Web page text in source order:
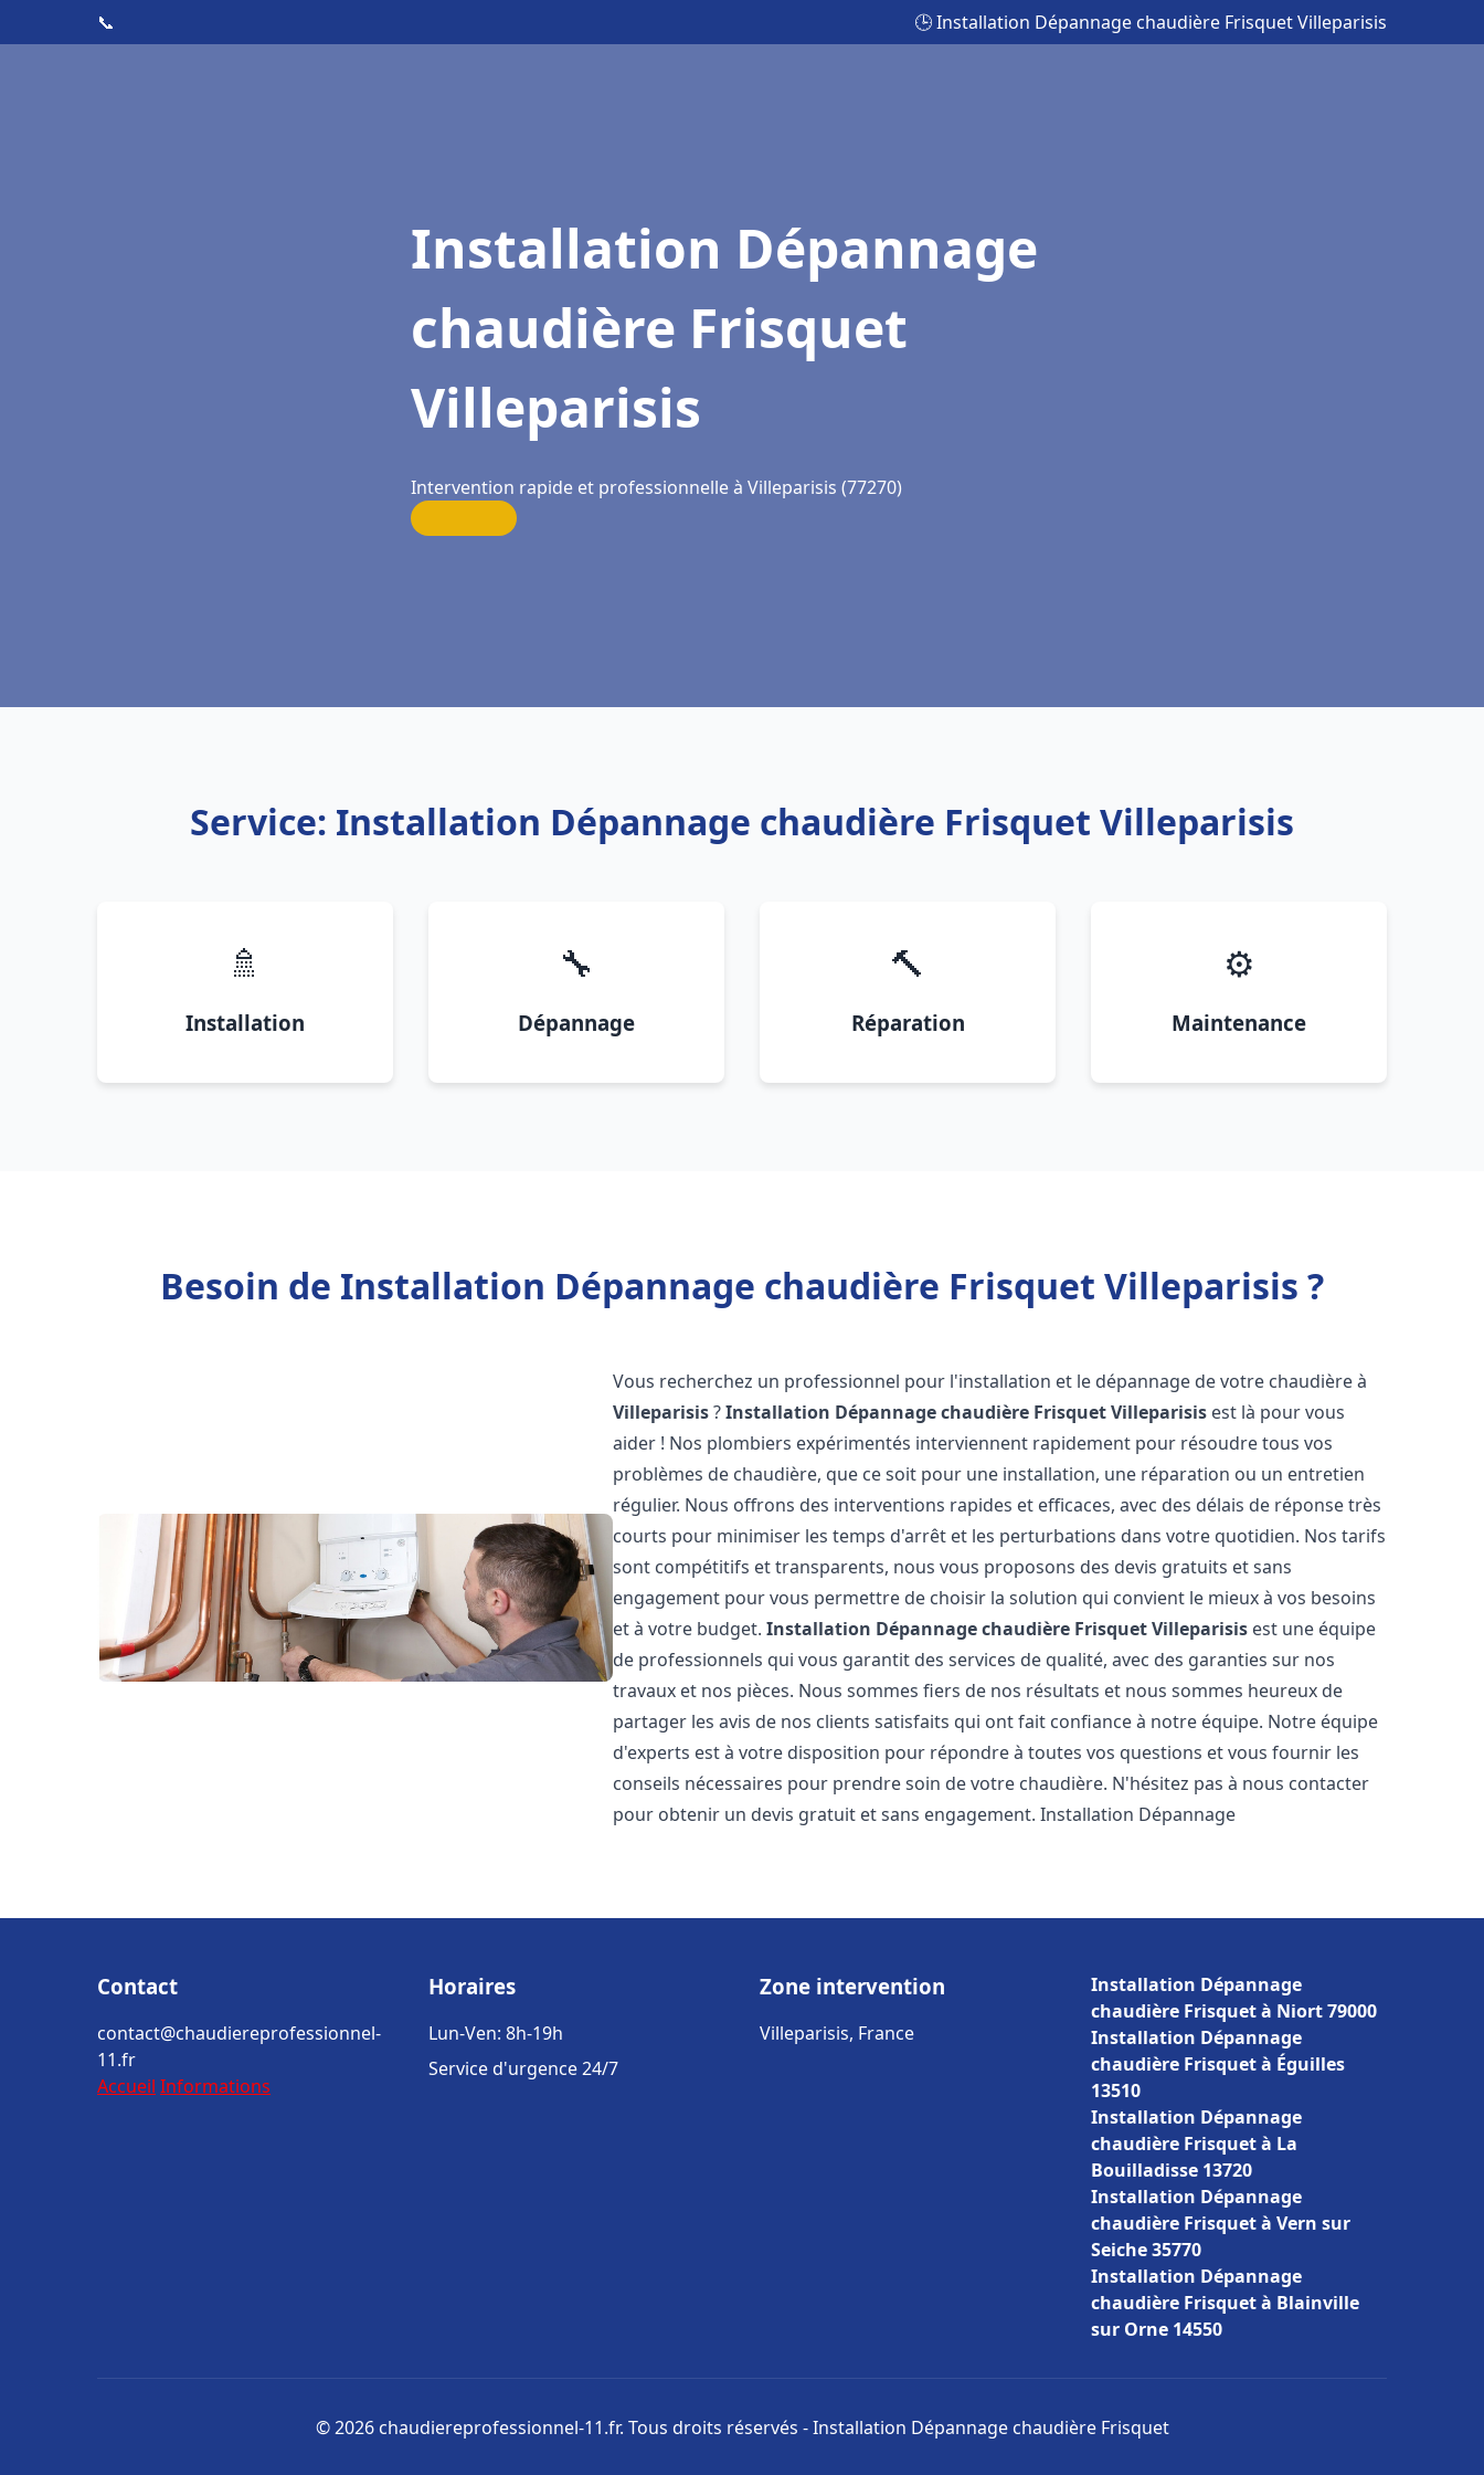
📞 🕒 Installation Dépannage chaudière Frisquet Villeparisis
Installation Dépannage
chaudière Frisquet
Villeparisis
Intervention rapide et professionnelle à Villeparisis (77270)
Service: Installation Dépannage chaudière Frisquet Villeparisis
🚿
Installation
🔧
Dépannage
🔨
Réparation
⚙️
Maintenance
Besoin de Installation Dépannage chaudière Frisquet Villeparisis ?
Vous recherchez un professionnel pour l'installation et le dépannage de votre chaudière à
Villeparisis?Installation Dépannage chaudière FrisquetVilleparisis est là pour vous
aider ! Nos plombiers expérimentés interviennent rapidement pour résoudre tous vos
problèmes de chaudière, que ce soit pour une installation, une réparation ou un entretien
régulier. Nous offrons des interventions rapides et efficaces, avec des délais de réponse très
courts pour minimiser les temps d'arrêt et les perturbations dans votre quotidien. Nos tarifs
sont compétitifs et transparents, nous vous proposons des devis gratuits et sans
engagement pour vous permettre de choisir la solution qui convient le mieux à vos besoins
et à votre budget.Installation Dépannage chaudière FrisquetVilleparisis est une équipe
de professionnels qui vous garantit des services de qualité, avec des garanties sur nos
travaux et nos pièces. Nous sommes fiers de nos résultats et nous sommes heureux de
partager les avis de nos clients satisfaits qui ont fait confiance à notre équipe. Notre équipe
d'experts est à votre disposition pour répondre à toutes vos questions et vous fournir les
conseils nécessaires pour prendre soin de votre chaudière. N'hésitez pas à nous contacter
pour obtenir un devis gratuit et sans engagement. Installation Dépannage
Contact
contact@chaudiereprofessionnel-
11.fr
Accueil Informations
Horaires
Lun-Ven: 8h-19h
Service d'urgence 24/7
Zone intervention
Villeparisis, France
Installation Dépannage
chaudière Frisquet à Niort 79000
Installation Dépannage
chaudière Frisquet à Éguilles
13510
Installation Dépannage
chaudière Frisquet à La
Bouilladisse 13720
Installation Dépannage
chaudière Frisquet à Vern sur
Seiche 35770
Installation Dépannage
chaudière Frisquet à Blainville
sur Orne 14550
© 2026 chaudiereprofessionnel-11.fr. Tous droits réservés - Installation Dépannage chaudière Frisquet